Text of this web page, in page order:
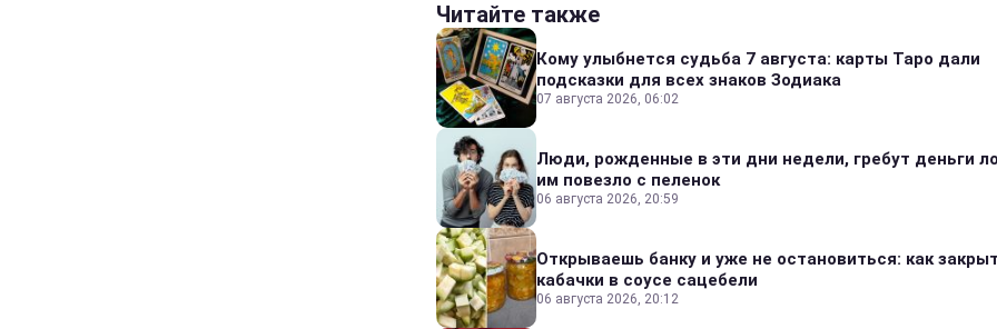
Читайте также
Кому улыбнется судьба 7 августа: карты Таро дали
подсказки для всех знаков Зодиака
07 августа 2026, 06:02
Люди, рожденные в эти дни недели, гребут деньги
им повезло с пеленок
06 августа 2026, 20:59
Открываешь банку и уже не остановиться: как
кабачки в соусе сацебели
06 августа 2026, 20:12